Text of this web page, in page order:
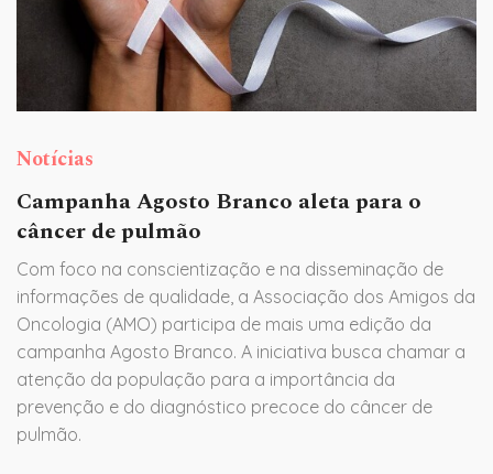
Notícias
Campanha Agosto Branco aleta para o
câncer de pulmão
Com foco na conscientização e na disseminação de
informações de qualidade, a Associação dos Amigos da
Oncologia (AMO) participa de mais uma edição da
campanha Agosto Branco. A iniciativa busca chamar a
atenção da população para a importância da
prevenção e do diagnóstico precoce do câncer de
pulmão.